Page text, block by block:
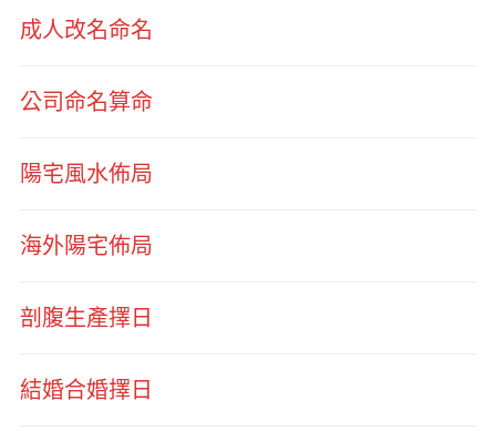
成人改名命名
公司命名算命
陽宅風水佈局
海外陽宅佈局
剖腹生產擇日
結婚合婚擇日